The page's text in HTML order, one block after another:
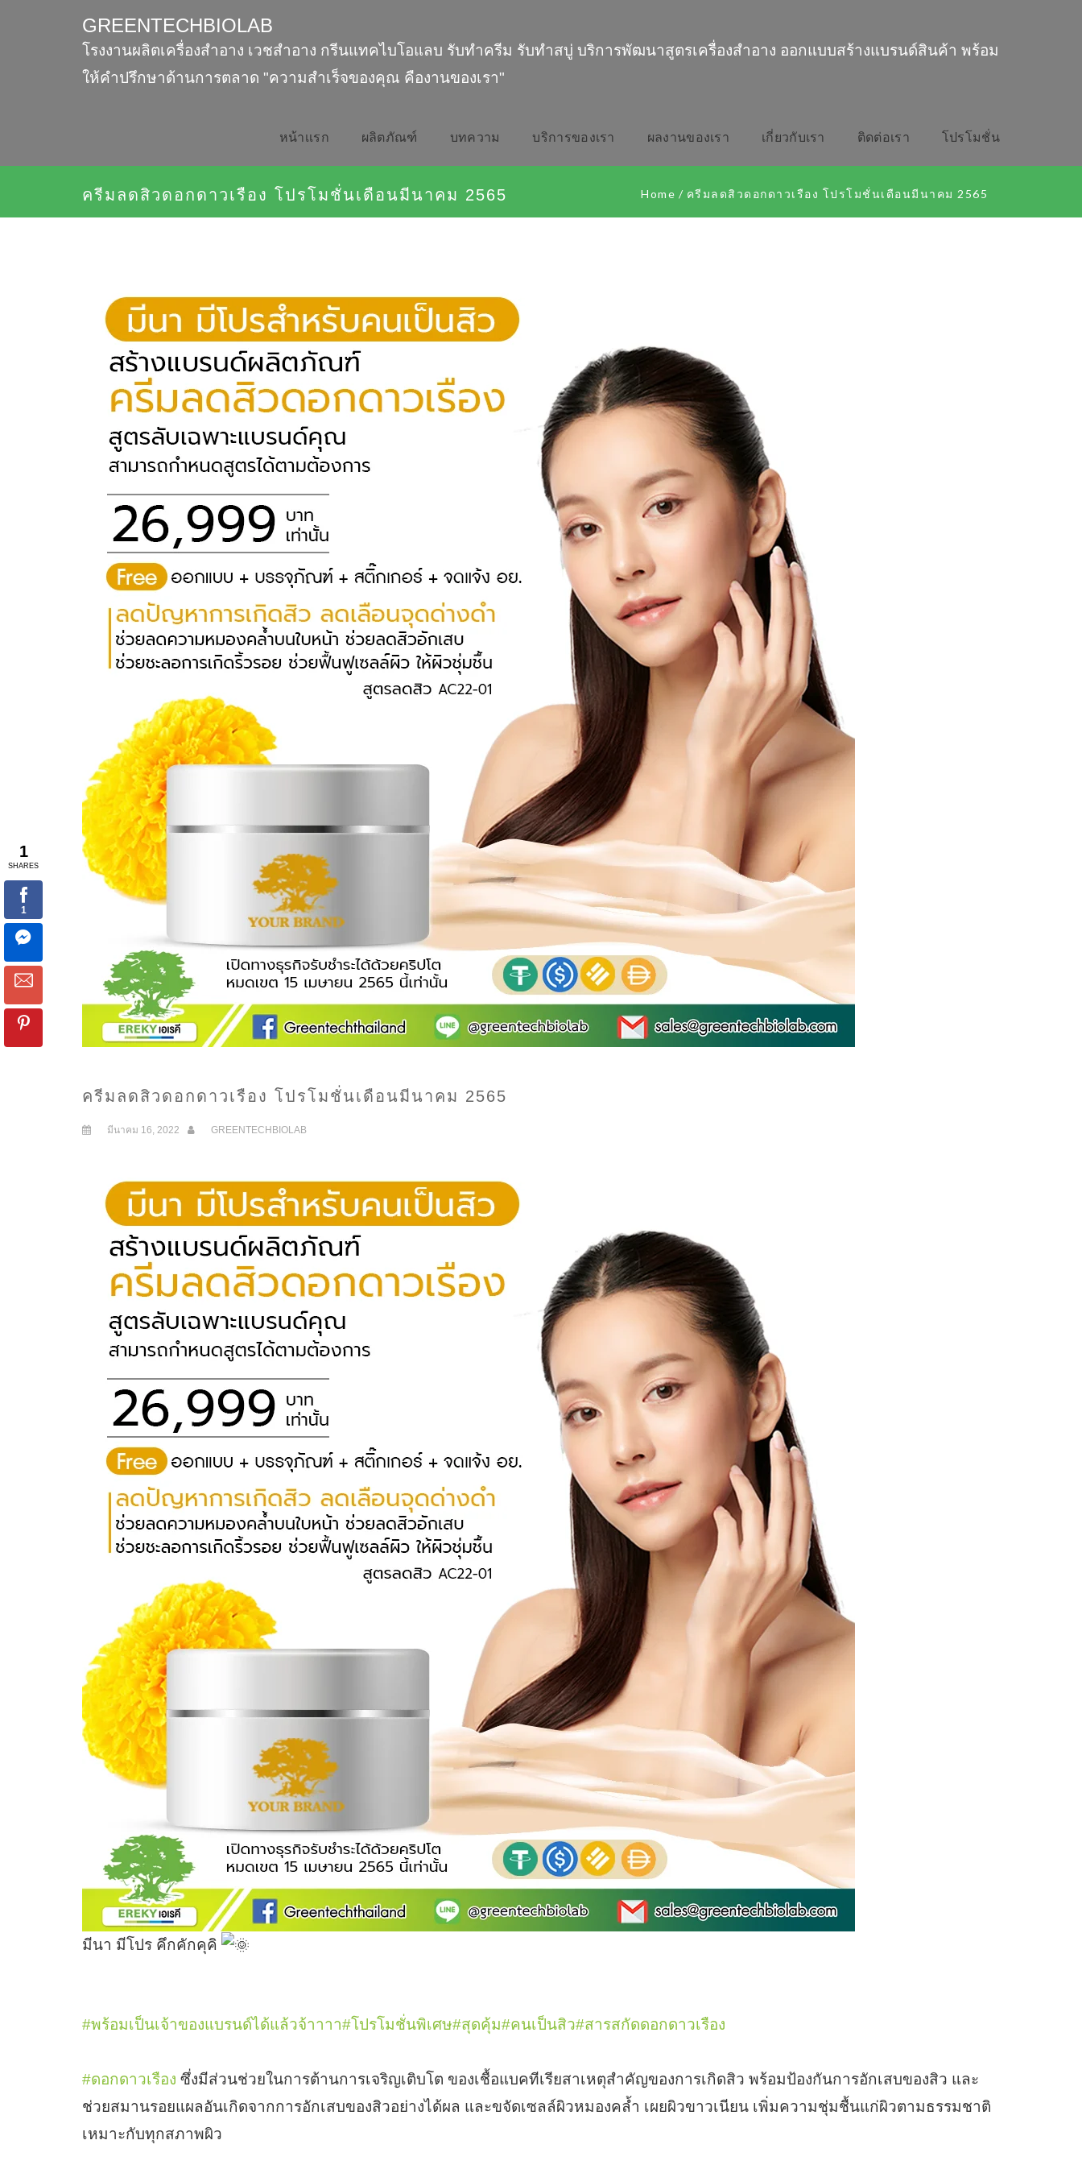
GREENTECHBIOLAB
โรงงานผลิตเครื่องสำอาง เวชสำอาง กรีนแทคไบโอแลบ รับทำครีม รับทำสบู่ บริการพัฒนาสูตรเครื่องสำอาง ออกแบบสร้างแบรนด์สินค้า พร้อม
ให้คำปรึกษาด้านการตลาด "ความสำเร็จของคุณ คืองานของเรา"
หน้าเเรก ผลิตภัณฑ์ บทความ บริการของเรา ผลงานของเรา เกี่ยวกับเรา ติดต่อเรา โปรโมชั่น
ครีมลดสิวดอกดาวเรือง โปรโมชั่นเดือนมีนาคม 2565 Home / ครีมลดสิวดอกดาวเรือง โปรโมชั่นเดือนมีนาคม 2565
ครีมลดสิวดอกดาวเรือง โปรโมชั่นเดือนมีนาคม 2565
มีนาคม 16, 2022 GREENTECHBIOLAB
มีนา มีโปร คึกคักคุคิ
#พร้อมเป็นเจ้าของแบรนด์ได้แล้วจ้าาาา#โปรโมชั่นพิเศษ#สุดคุ้ม#คนเป็นสิว#สารสกัดดอกดาวเรือง
#ดอกดาวเรือง ซึ่งมีส่วนช่วยในการต้านการเจริญเติบโต ของเชื้อแบคทีเรียสาเหตุสำคัญของการเกิดสิว พร้อมป้องกันการอักเสบของสิว และ
ช่วยสมานรอยแผลอันเกิดจากการอักเสบของสิวอย่างได้ผล และขจัดเซลล์ผิวหมองคล้ำ เผยผิวขาวเนียน เพิ่มความชุ่มชื้นแก่ผิวตามธรรมชาติ
เหมาะกับทุกสภาพผิว